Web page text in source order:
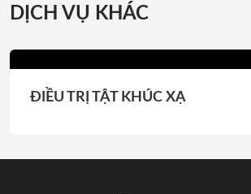
DỊCH VỤ KHÁC
ĐIỀU TRỊ TẬT KHÚC XẠ